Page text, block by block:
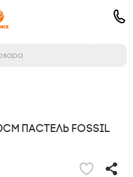
Пастель FOSSIL